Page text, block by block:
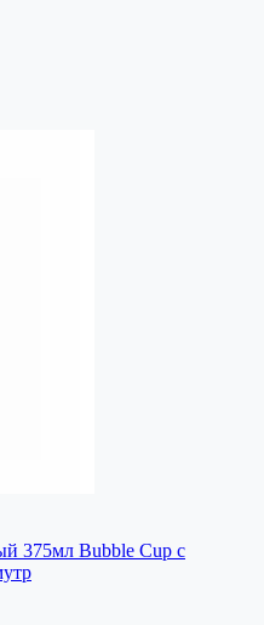
375мл Bubble Cup с